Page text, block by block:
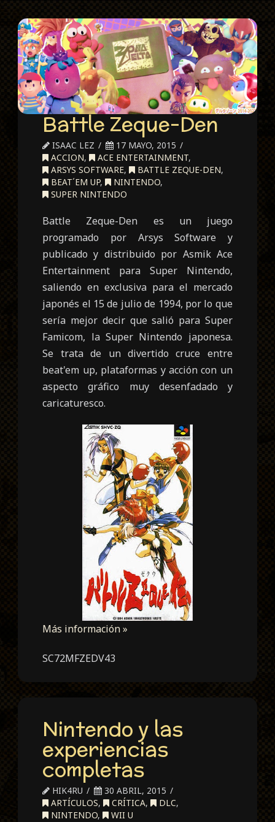
Zona
Delta
Battle Zeque-Den
ISAAC LEZ
17 MAYO, 2015
ACCION, ACE ENTERTAINMENT,
ARSYS SOFTWARE, BATTLE ZEQUE-DEN,
BEAT´EM UP, NINTENDO,
SUPER NINTENDO
Battle Zeque-Den es un juego
programado por Arsys Software y
publicado y distribuido por Asmik Ace
Entertainment para Super Nintendo,
saliendo en exclusiva para el mercado
japonés el 15 de julio de 1994, por lo que
sería mejor decir que salió para Super
Famicom, la Super Nintendo japonesa.
Se trata de un divertido cruce entre
beat'em up, plataformas y acción con un
aspecto gráfico muy desenfadado y
caricaturesco.
Más información »
SC72MFZEDV43
Nintendo y las
experiencias
completas
HIK4RU
30 ABRIL, 2015
ARTÍCULOS, CRÍTICA, DLC,
NINTENDO, WII U